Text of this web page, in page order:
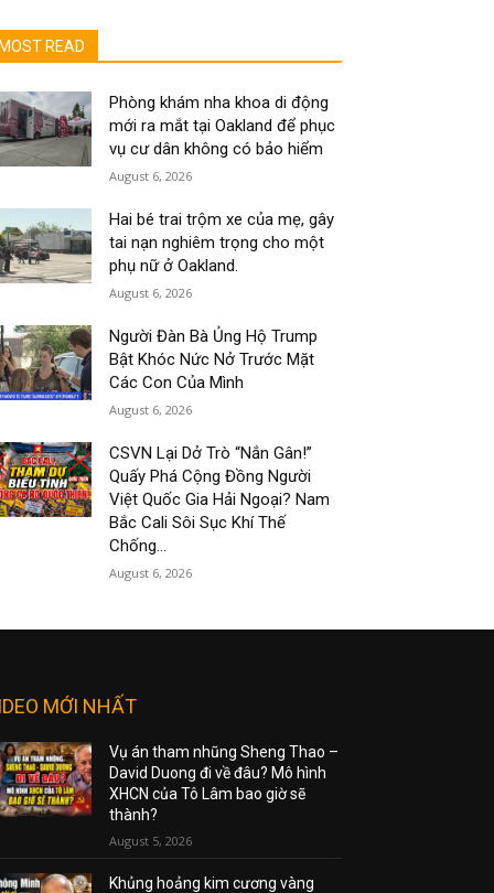
MOST READ
Phòng khám nha khoa di động
mới ra mắt tại Oakland để phục
vụ cư dân không có bảo hiểm
August 6, 2026
Hai bé trai trộm xe của mẹ, gây
tai nạn nghiêm trọng cho một
phụ nữ ở Oakland.
August 6, 2026
Người Đàn Bà Ủng Hộ Trump
Bật Khóc Nức Nở Trước Mặt
Các Con Của Mình
August 6, 2026
CSVN Lại Dở Trò “Nắn Gân!”
Quấy Phá Cộng Đồng Người
Việt Quốc Gia Hải Ngoại? Nam
Bắc Cali Sôi Sục Khí Thế
Chống...
August 6, 2026
MỚI NHẤT
Vụ án tham nhũng Sheng Thao –
David Duong đi về đâu? Mô hình
XHCN của Tô Lâm bao giờ sẽ
thành?
August 5, 2026
Khủng hoảng kim cương vàng